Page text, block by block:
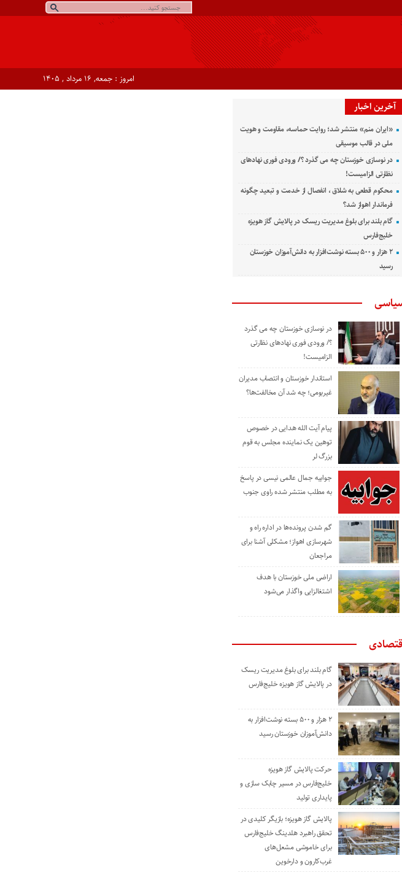
امروز : جمعه, ۱۶ مرداد , ۱۴۰۵
آخرین اخبار
«ایران منم» منتشر شد؛ روایت حماسه، مقاومت و هویت
ملی در قالب موسیقی
در نوسازی خوزستان چه می گذرد ؟/ ورودی فوری نهادهای
نظارتی الزامیست!
محکوم قطعی به شلاق ، انفصال از خدمت و تبعید چگونه
فرماندار اهواز شد؟
گام بلند برای بلوغ مدیریت ریسک در پالایش گاز هویزه
خلیج‌فارس
۲ هزار و ۵۰۰ بسته نوشت‌افزار به دانش‌آموزان خوزستان
رسید
در نوسازی خوزستان چه می گذرد
؟/ ورودی فوری نهادهای نظارتی
الزامیست!
استاندار خوزستان و انتصاب مدیران
غیربومی؛ چه شد آن مخالفت‌ها؟
پیام آیت الله هدایی در خصوص
توهین یک نماینده مجلس به قوم
بزرگ لر
جوابیه جمال عالمی نیسی در پاسخ
به مطلب منتشر شده راوی جنوب
گم شدن پرونده‌ها در اداره راه و
شهرسازی اهواز؛ مشکلی آشنا برای
مراجعان
اراضی ملی خوزستان با هدف
اشتغالزایی واگذار می‌شود
گام بلند برای بلوغ مدیریت ریسک
در پالایش گاز هویزه خلیج‌فارس
۲ هزار و ۵۰۰ بسته نوشت‌افزار به
دانش‌آموزان خوزستان رسید
حرکت پالایش گاز هویزه
خلیج‌فارس در مسیر چابک سازی و
پایداری تولید
پالایش گاز هویزه؛ بازیگر کلیدی در
تحقق راهبرد هلدینگ خلیج‌فارس
برای خاموشی مشعل‌های
غرب‌کارون و دارخوین